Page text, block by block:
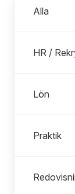
Alla
HR /
Lön
Praktik